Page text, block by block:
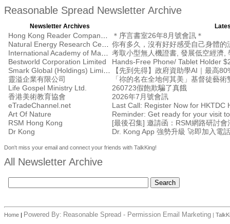
Reasonable Spread Newsletter Archive
Newsletter Archives
＊序言書室26年8月號會訊＊
你有多久，沒有好好感受自己身體的
考取小型無人機證書, 發展低空經濟,
Bestworld Corporation Limited
Hands-Free Phone/ Tablet Holder
【先到先得】政府資助學AI｜最高
靈溢企業有限公司
「祢的名在全地何其美」基督徒藝
Life Gospel Ministry Ltd.
260723假飽欺騙了真餓
香港美術教育協會
2026年7月號會訊
eTradeChannel.net
Art Of Nature
Reminder: Get ready for your visit
RSM Hong Kong
Dr Kong
Dr. Kong App 強勢升級 🚀即加入電
Don't miss your email and connect your friends with TalkKing!
All Newsletter Archive
Home | Powered By: Reasonable Spread - Permission Email Marketing |